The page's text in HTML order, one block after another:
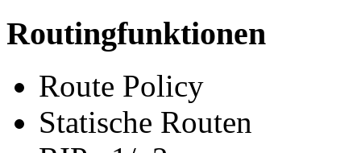
Routingfunktionen
Route Policy
Statische Routen